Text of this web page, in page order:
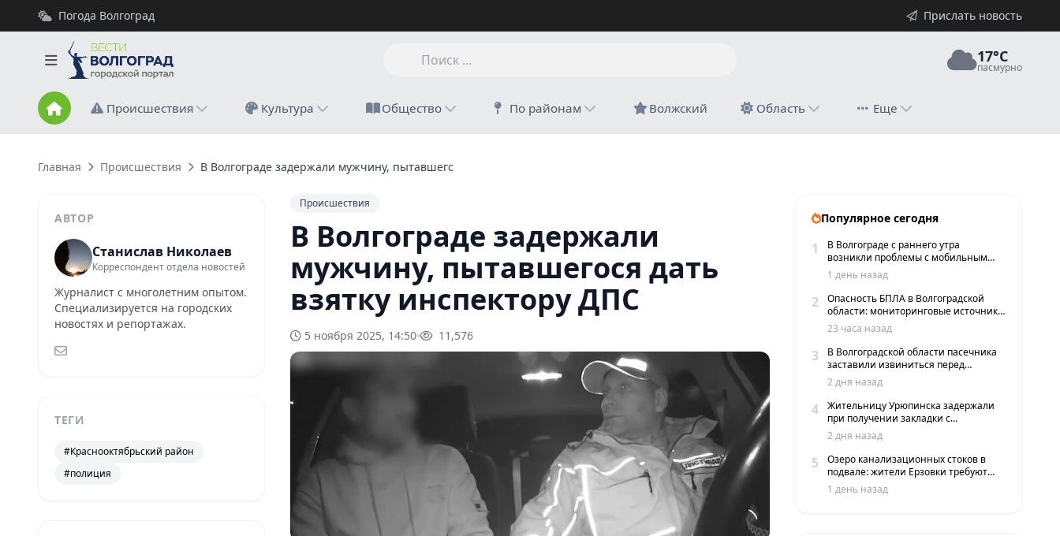
Погода Волгоград Прислать новость
17°C
пасмурно
Происшествия Культура Общество По районам Волжский Область Еще
Главная Происшествия В Волгограде задержали мужчину, пытавшегося дать взятку инспектору ДПС
АВТОР
Станислав Николаев
Корреспондент отдела новостей
Журналист с многолетним опытом.
Специализируется на городских
новостях и репортажах.
ТЕГИ
#Краснооктябрьский район
#полиция
Происшествия
В Волгограде задержали
мужчину, пытавшегося дать
взятку инспектору ДПС
5 ноября 2025, 14:50 11,576
Популярное сегодня
1
В Волгограде с раннего утра
возникли проблемы с мобильным
интернетом и сервисами такси
1 день назад
2
Опасность БПЛА в Волгоградской
области: мониторинговые источники
сообщают о пролетах беспилотников
23 часа назад
3
В Волгоградской области пасечника
заставили извиниться перед
жителями хутора
2 дня назад
4
Жительницу Урюпинска задержали
при получении закладки с
мефедроном в Волгограде
2 дня назад
5
Озеро канализационных стоков в
подвале: жители Ерзовки требуют
срочных мер
1 день назад